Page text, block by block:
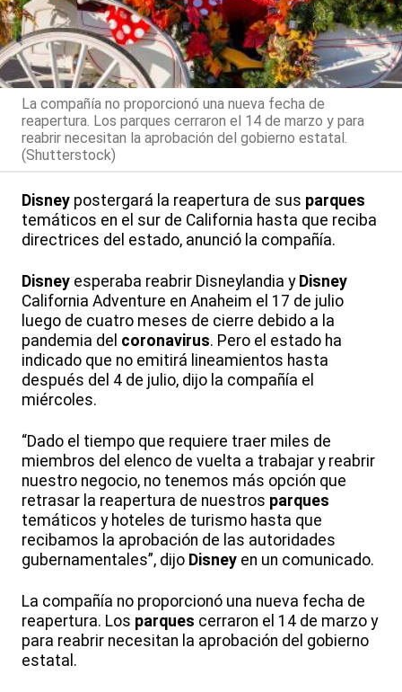
La compañía no proporcionó una nueva fecha de
reapertura. Los parques cerraron el 14 de marzo y para
reabrir necesitan la aprobación del gobierno estatal.
(Shutterstock)
Disney postergará la reapertura de sus parques
temáticos en el sur de California hasta que reciba
directrices del estado, anunció la compañía.
Disney esperaba reabrir Disneylandia y Disney
California Adventure en Anaheim el 17 de julio
luego de cuatro meses de cierre debido a la
pandemia del coronavirus. Pero el estado ha
indicado que no emitirá lineamientos hasta
después del 4 de julio, dijo la compañía el
miércoles.
“Dado el tiempo que requiere traer miles de
miembros del elenco de vuelta a trabajar y reabrir
nuestro negocio, no tenemos más opción que
retrasar la reapertura de nuestros parques
temáticos y hoteles de turismo hasta que
recibamos la aprobación de las autoridades
gubernamentales”, dijo Disney en un comunicado.
La compañía no proporcionó una nueva fecha de
reapertura. Los parques cerraron el 14 de marzo y
para reabrir necesitan la aprobación del gobierno
estatal.